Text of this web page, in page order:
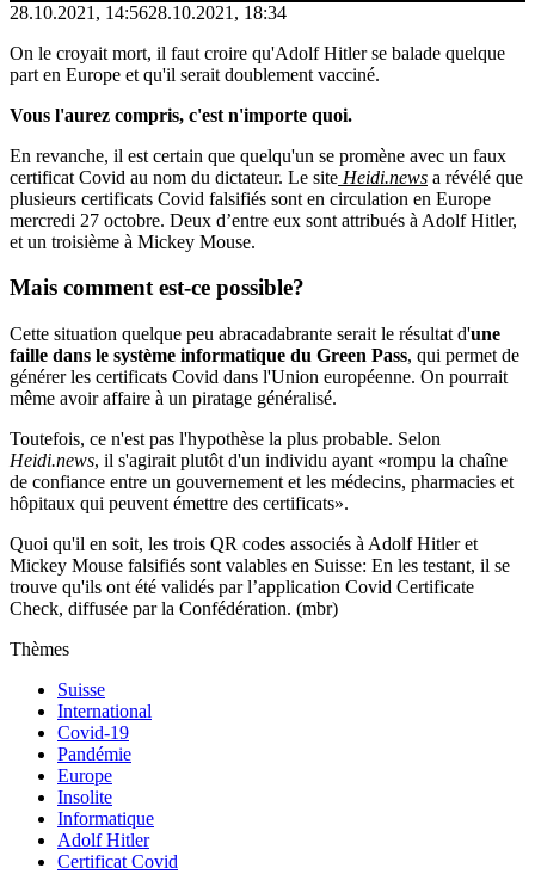
28.10.2021, 14:5628.10.2021, 18:34
On le croyait mort, il faut croire qu'Adolf Hitler se balade quelque
part en Europe et qu'il serait doublement vacciné.
Vous l'aurez compris, c'est n'importe quoi.
En revanche, il est certain que quelqu'un se promène avec un faux
certificat Covid au nom du dictateur. Le site Heidi.news a révélé que
plusieurs certificats Covid falsifiés sont en circulation en Europe
mercredi 27 octobre. Deux d’entre eux sont attribués à Adolf Hitler,
et un troisième à Mickey Mouse.
Mais comment est-ce possible?
Cette situation quelque peu abracadabrante serait le résultat d'une
faille dans le système informatique du Green Pass, qui permet de
générer les certificats Covid dans l'Union européenne. On pourrait
même avoir affaire à un piratage généralisé.
Toutefois, ce n'est pas l'hypothèse la plus probable. Selon
Heidi.news, il s'agirait plutôt d'un individu ayant «rompu la chaîne
de confiance entre un gouvernement et les médecins, pharmacies et
hôpitaux qui peuvent émettre des certificats».
Quoi qu'il en soit, les trois QR codes associés à Adolf Hitler et
Mickey Mouse falsifiés sont valables en Suisse: En les testant, il se
trouve qu'ils ont été validés par l’application Covid Certificate
Check, diffusée par la Confédération. (mbr)
Thèmes
Suisse
International
Covid-19
Pandémie
Europe
Insolite
Informatique
Adolf Hitler
Certificat Covid